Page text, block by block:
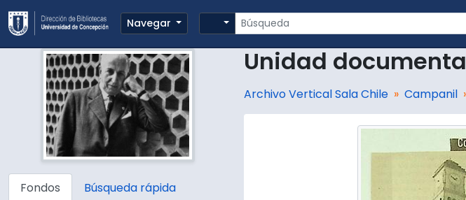
Skip to main content
Navegar
Búsqueda
Search options
Fondos
Búsqueda rápida
Unidad
Archivo Vertical Sala Chile Campanil